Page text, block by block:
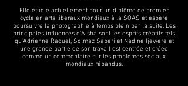
Elle étudie actuellement pour un diplôme de premier
cycle en arts libéraux mondiaux à la SOAS et espère
poursuivre la photographie à temps plein par la suite. Les
principales influences d'Aisha sont les esprits créatifs tels
qu'Adrienne Raquel, Solmaz Saberi et Nadine Ijewere et
une grande partie de son travail est centrée et créée
comme un commentaire sur les problèmes sociaux
mondiaux répandus.